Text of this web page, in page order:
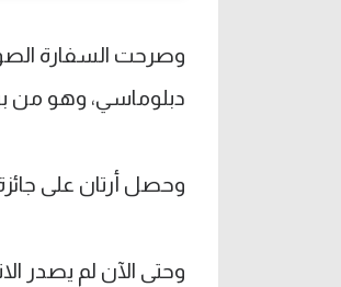
وصرحت السفارة
دبلوماسي، وهو من
وحصل أرتان على جائزة
وحتى الآن لم يصدر